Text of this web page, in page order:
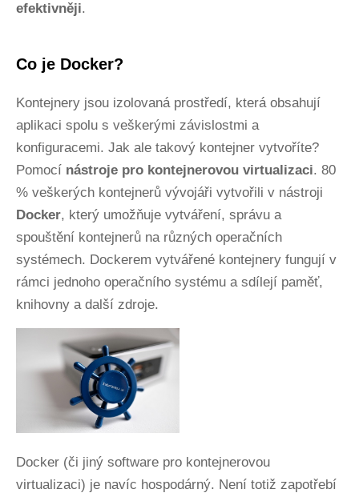
efektivněji.
Co je Docker?
Kontejnery jsou izolovaná prostředí, která obsahují
aplikaci spolu s veškerými závislostmi a
konfiguracemi. Jak ale takový kontejner vytvoříte?
Pomocí nástroje pro kontejnerovou virtualizaci. 80
% veškerých kontejnerů vývojáři vytvořili v nástroji
Docker, který umožňuje vytváření, správu a
spouštění kontejnerů na různých operačních
systémech. Dockerem vytvářené kontejnery fungují v
rámci jednoho operačního systému a sdílejí paměť,
knihovny a další zdroje.
Docker (či jiný software pro kontejnerovou
virtualizaci) je navíc hospodárný. Není totiž zapotřebí